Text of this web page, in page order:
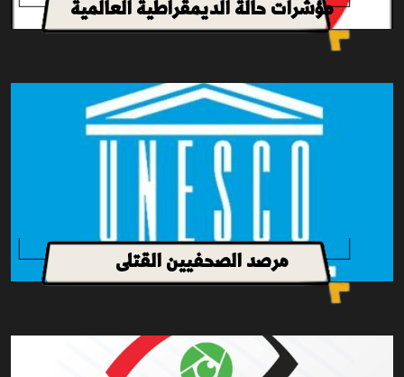
مؤشرات حالة الديمقراطية العالمية
مرصد الصحفيين القتلى